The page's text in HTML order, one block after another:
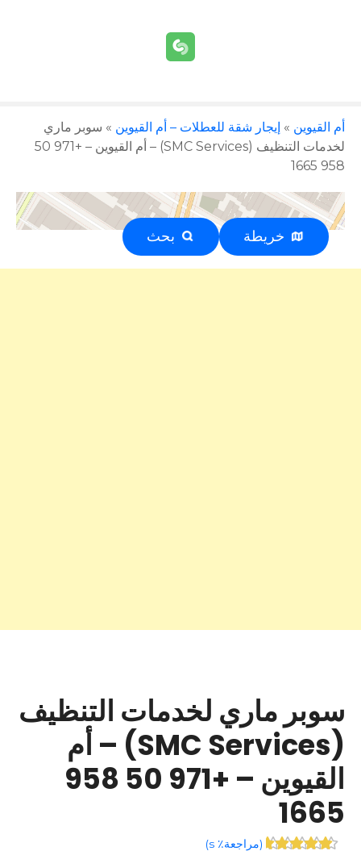
أم القيوين » إيجار شقة للعطلات – أم القيوين » سوبر ماري
لخدمات التنظيف (SMC Services) – أم القيوين – +971 50
958 1665
خريطة بحثإعلان
سوبر ماري لخدمات التنظيف
(SMC Services) – أم
القيوين – +971 50 958
1665
(مراجعة٪ s )